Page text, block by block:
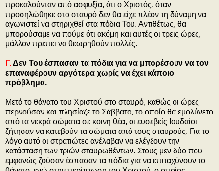
προκαλούνταν από ασφυξία, ότι ο Χριστός, όταν
προσηλώθηκε στο σταυρό δεν θα είχε πλέον τη δύναμη να
αγωνιστεί να στηριχθεί στα πόδια Του. Αντιθέτως, θα
μπορούσαμε να πούμε ότι ακόμη και αυτές οι τρεις ώρες,
μάλλον πρέπει να θεωρηθούν πολλές.
Γ.Δεν Του έσπασαν τα πόδια για να μπορέσουν να τον
επαναφέρουν αργότερα χωρίς να έχει κάποιο
πρόβλημα.
Μετά το θάνατο του Χριστού στο σταυρό, καθώς οι ώρες
περνούσαν και πλησίαζε το Σάββατο, το οποίο θα εμολύνετο
από τα νεκρά σώματα σε κοινή θέα, οι ευσεβείς Ιουδαίοι
ζήτησαν να κατεβούν τα σώματα από τους σταυρούς. Για το
λόγο αυτό οι στρατιώτες ανέλαβαν να ελέγξουν την
κατάσταση των τριών σταυρωθέντων. Στους μεν δύο που
εμφανώς ζούσαν έσπασαν τα πόδια για να επιταχύνουν το